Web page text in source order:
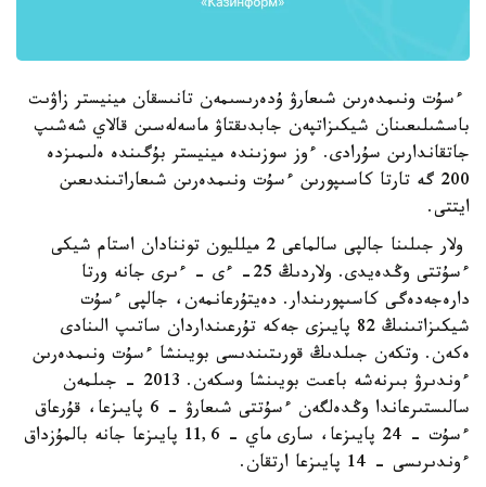
ءسۇت ونىمدەرىن شىعارۋ ۇدەرىسىمەن تانىسقان مينيستر زاۋىت
باسشىلىعىنان شيكىزاتپەن جابدىقتاۋ ماسەلەسىن قالاي شەشىپ
جاتقاندارىن سۇرادى. ءوز سوزىندە مينيستر بۇگىندە ەلىمىزدە
200 گە تارتا كاسىپورىن ءسۇت ونىمدەرىن شىعاراتىندىعىن
ايتتى.
ولار جىلىنا جالپى سالماعى 2 ميلليون توننادان استام شيكى
ءسۇتتى وڭدەيدى. ولاردىڭ 25- ءى - ءىرى جانە ورتا
دارەجەدەگى كاسىپورىندار. دەيتۇرعانمەن، جالپى ءسۇت
شيكىزاتىنىڭ 82 پايىزى جەكە تۇرعىنداردان ساتىپ الىنادى
ەكەن. وتكەن جىلدىڭ قورىتىندىسى بويىنشا ءسۇت ونىمدەرىن
ءوندىرۋ بىرنەشە باعىت بويىنشا وسكەن. 2013 - جىلمەن
سالىستىرعاندا وڭدەلگەن ءسۇتتى شىعارۋ - 6 پايىزعا، قۇرعاق
ءسۇت - 24 پايىزعا، سارى ماي - 11,6 پايىزعا جانە بالمۇزداق
ءوندىرىسى - 14 پايىزعا ارتقان.